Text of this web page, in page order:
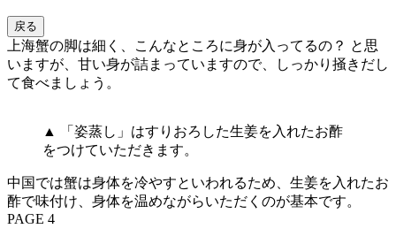
戻る
上海蟹の脚は細く、こんなところに身が入ってるの？ と思
いますが、甘い身が詰まっていますので、しっかり掻きだし
て食べましょう。
▲ 「姿蒸し」はすりおろした生姜を入れたお酢
をつけていただきます。
中国では蟹は身体を冷やすといわれるため、生姜を入れたお
酢で味付け、身体を温めながらいただくのが基本です。
PAGE 4